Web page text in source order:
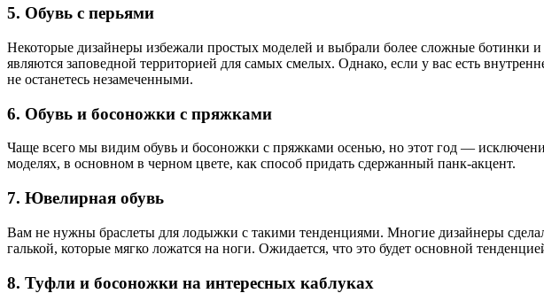
5. Обувь с перьями
Некоторые дизайнеры избежали простых моделей и выбрали более сложные ботинки и
являются заповедной территорией для самых смелых. Однако, если у вас есть
не останетесь незамеченными.
6. Обувь и босоножки с пряжками
Чаще всего мы видим обувь и босоножки с пряжками осенью, но этот год —
моделях, в основном в черном цвете, как способ придать сдержанный панк-акцент.
7. Ювелирная обувь
Вам не нужны браслеты для лодыжки с такими тенденциями. Многие дизайнеры
галькой, которые мягко ложатся на ноги. Ожидается, что это будет основной
8. Туфли и босоножки на интересных каблуках